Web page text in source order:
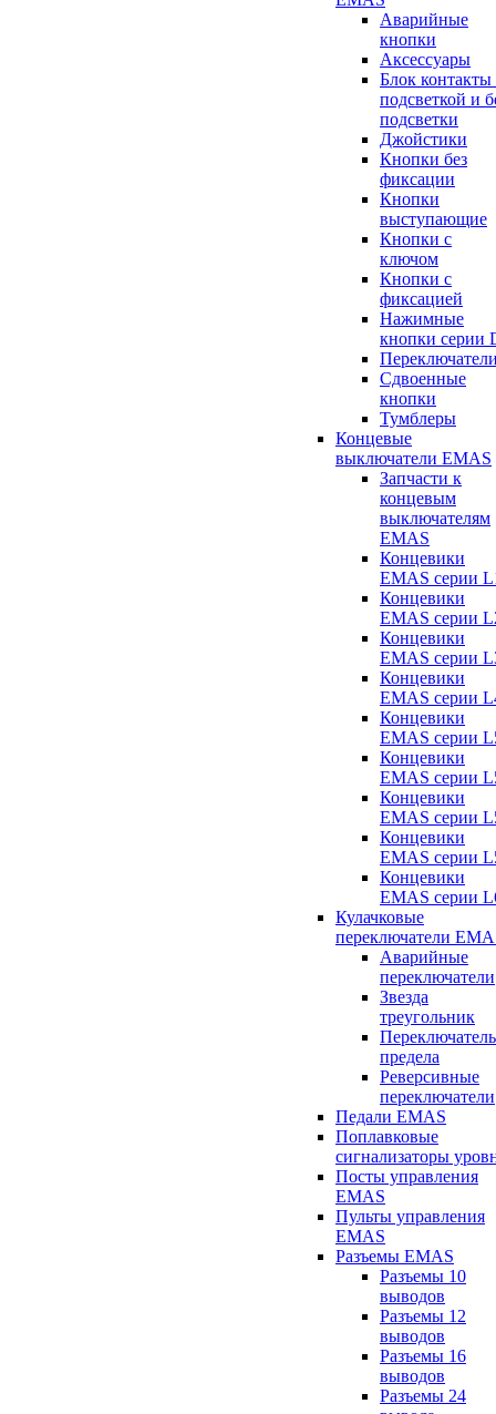
Аварийные
кнопки
Аксессуары
Блок контакты
подсветкой и
подсветки
Джойстики
Кнопки без
фиксации
Кнопки
выступающие
Кнопки с
ключом
Кнопки с
фиксацией
Нажимные
кнопки серии
Сдвоенные
кнопки
Тумблеры
Концевые
выключатели EMAS
Запчасти к
концевым
выключателям
EMAS
Концевики
EMAS серии
Концевики
EMAS серии
Концевики
EMAS серии
Концевики
EMAS серии
Концевики
EMAS серии
Концевики
EMAS серии
Концевики
EMAS серии
Концевики
EMAS серии
Концевики
EMAS серии
Кулачковые
переключатели
Аварийные
переключатели
Звезда
треугольник
Переключатель
предела
Реверсивные
переключатели
Педали EMAS
Поплавковые
сигнализаторы
Посты управления
EMAS
Пульты управления
EMAS
Разъемы EMAS
Разъемы 10
выводов
Разъемы 12
выводов
Разъемы 16
выводов
Разъемы 24